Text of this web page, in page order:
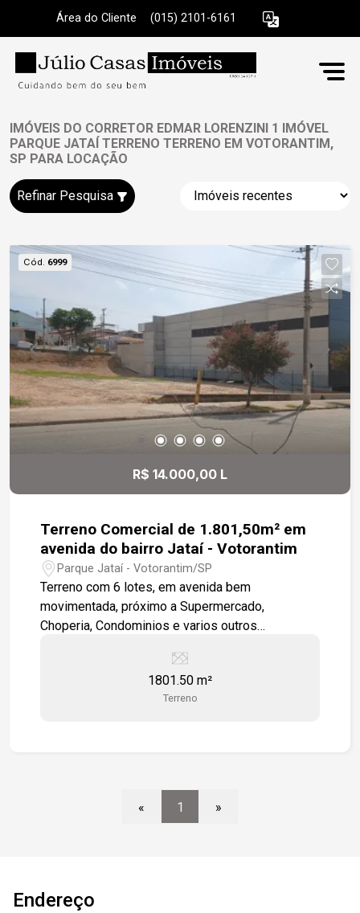
Área do Cliente (015) 2101-6161
IMÓVEIS DO CORRETOR EDMAR LORENZINI 1 IMÓVEL
PARQUE JATAÍ TERRENO TERRENO EM VOTORANTIM,
SP PARA LOCAÇÃO
Refinar Pesquisa
Cód. 6999
R$ 14.000,00 L
Terreno Comercial de 1.801,50m² em
avenida do bairro Jataí - Votorantim
Parque Jataí - Votorantim/SP
Terreno com 6 lotes, em avenida bem
movimentada, próximo a Supermercado,
Choperia, Condominios e varios outros
1801.50 m²
Terreno
« 1 »
Endereço